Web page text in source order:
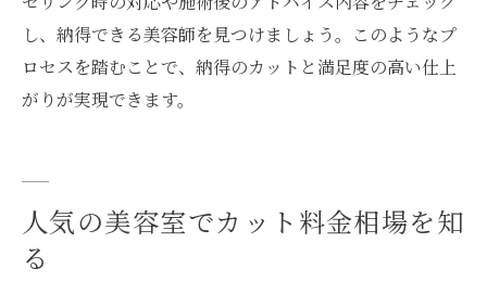
し、納得できる美容師を見つけましょう。このようなプ
ロセスを踏むことで、納得のカットと満足度の高い仕上
がりが実現できます。
人気の美容室でカット料金相場を知
る